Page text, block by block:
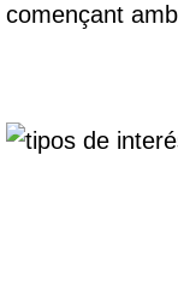
començant